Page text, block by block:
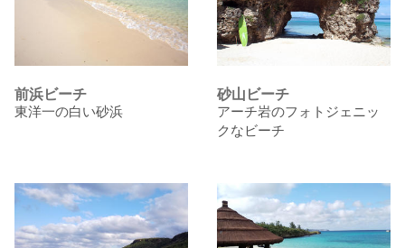
前浜ビーチ
東洋一の白い砂浜
砂山ビーチ
アーチ岩のフォトジェニッ
クなビーチ